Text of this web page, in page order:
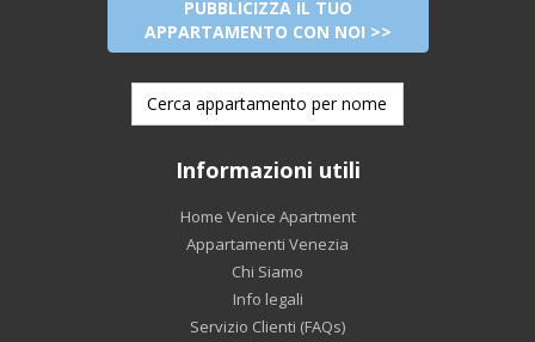
PUBBLICIZZA IL TUO
APPARTAMENTO CON NOI >>
Informazioni utili
Home Venice Apartment
Appartamenti Venezia
Chi Siamo
Info legali
Servizio Clienti (FAQs)